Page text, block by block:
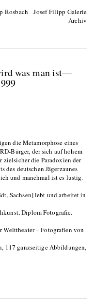
Rosbach Josef Filipp Galerie
Archiv
was man ist—
die Metamorphose eines
Bürger, der sich auf hohem
zielsicher die Paradoxien der
des deutschen Jägerzaunes
und manchmal ist es lustig.
Sachsen] lebt und arbeitet in
Diplom Fotografie.
– Fotografien von
117 ganzseitige Abbildungen,